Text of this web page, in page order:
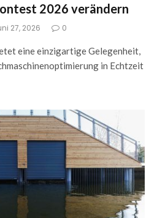
2026 verändern
27, 2026 0
eine einzigartige Gelegenheit,
in Echtzeit